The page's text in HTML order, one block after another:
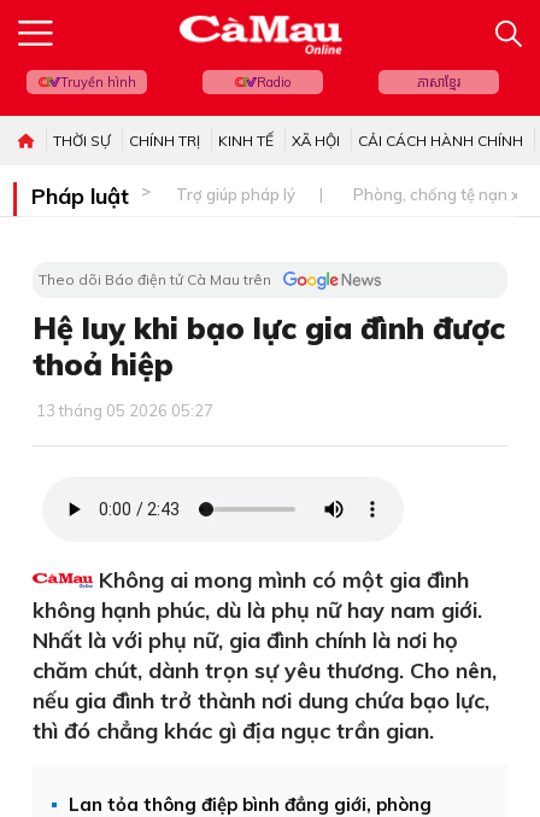
Truyền hình Radio ភាសាខ្មែរ
THỜI SỰ CHÍNH TRỊ KINH TẾ XÃ HỘI CẢI CÁCH HÀNH CHÍNH
Pháp luật Trợ giúp pháp lý Phòng, chống tệ nạn xã
Theo dõi Báo điện tử Cà Mau trên
Hệ luỵ khi bạo lực gia đình được
thoả hiệp
13 tháng 05 2026 05:27
Không ai mong mình có một gia đình
không hạnh phúc, dù là phụ nữ hay nam giới.
Nhất là với phụ nữ, gia đình chính là nơi họ
chăm chút, dành trọn sự yêu thương. Cho nên,
nếu gia đình trở thành nơi dung chứa bạo lực,
thì đó chẳng khác gì địa ngục trần gian.
Lan tỏa thông điệp bình đẳng giới, phòng